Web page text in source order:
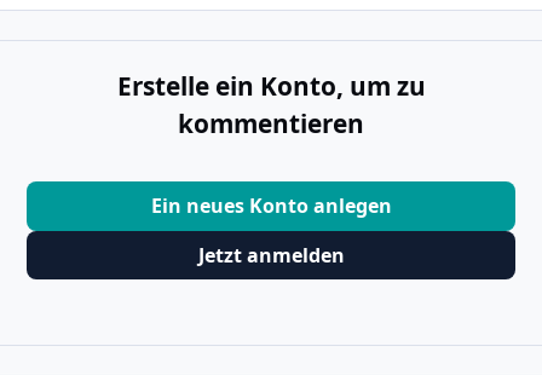
Erstelle ein Konto, um zu
kommentieren
Ein neues Konto anlegen
Jetzt anmelden